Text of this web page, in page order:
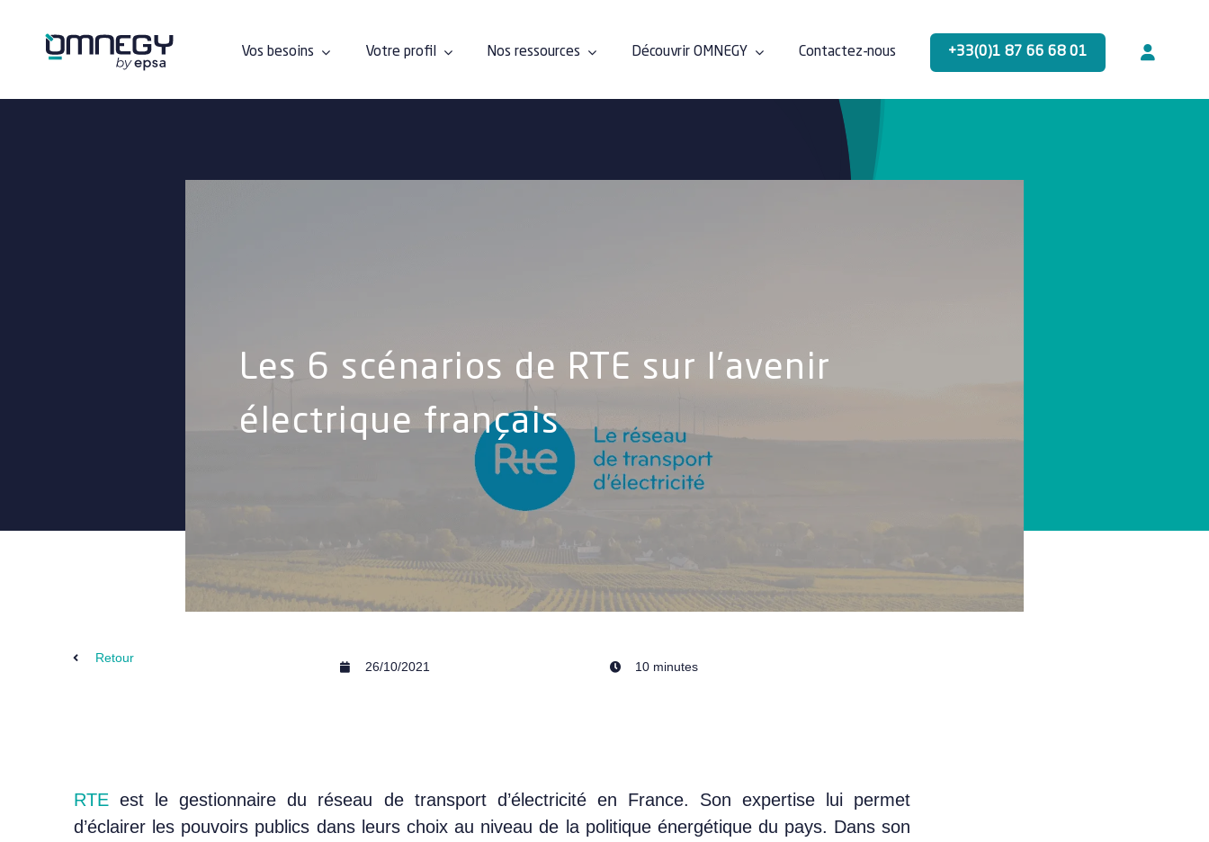
Vos besoins Votre profil Nos ressources Découvrir OMNEGY Contactez-nous +33(0)1 87 66 68 01
Les 6 scénarios de RTE sur l’avenir
électrique français
Retour
26/10/2021 10 minutes
RTEest le gestionnaire du réseau de transport d’électricité en France. Son expertise lui permet
d’éclairer les pouvoirs publics dans leurs choix au niveau de la politique énergétique du pays. Dans son